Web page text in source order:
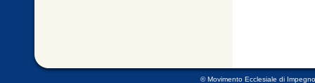
© Movimento Ecclesiale di